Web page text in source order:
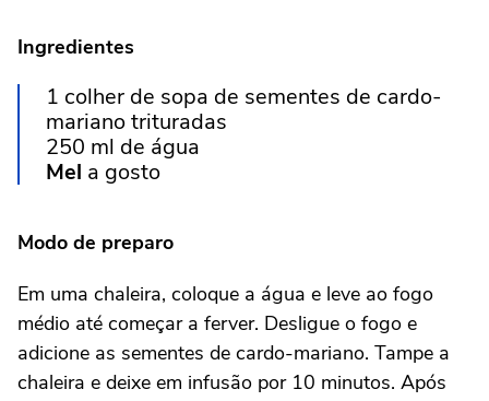
Ingredientes
1 colher de sopa de sementes de cardo-
mariano trituradas
250 ml de água
Mel a gosto
Modo de preparo
Em uma chaleira, coloque a água e leve ao fogo
médio até começar a ferver. Desligue o fogo e
adicione as sementes de cardo-mariano. Tampe a
chaleira e deixe em infusão por 10 minutos. Após